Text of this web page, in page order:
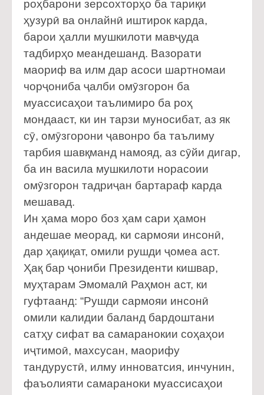
роҳбарони зерсохторҳо ба тариқи
ҳузурӣ ва онлайнӣ иштирок карда,
барои ҳалли мушкилоти мавҷуда
тадбирҳо меандешанд. Вазорати
маориф ва илм дар асоси шартномаи
чорҷониба ҷалби омӯзгорон ба
муассисаҳои таълимиро ба роҳ
мондааст, ки ин тарзи муносибат, аз як
сӯ, омӯзгорони ҷавонро ба таълиму
тарбия шавқманд намояд, аз сӯйи дигар,
ба ин васила мушкилоти норасоии
омӯзгорон тадриҷан бартараф карда
мешавад.
Ин ҳама моро боз ҳам сари ҳамон
андешае меорад, ки сармояи инсонӣ,
дар ҳақиқат, омили рушди ҷомеа аст.
Ҳақ бар ҷониби Президенти кишвар,
муҳтарам Эмомалӣ Раҳмон аст, ки
гуфтаанд: “Рушди сармояи инсонӣ
омили калидии баланд бардоштани
сатҳу сифат ва самаранокии соҳаҳои
иҷтимоӣ, махсусан, маорифу
тандурустӣ, илму инноватсия, инчунин,
фаъолияти самараноки муассисаҳои